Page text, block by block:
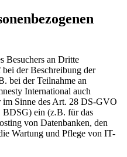
Besuchers an Dritte
der Beschreibung der
bei der Teilnahme an
International auch
im Sinne des Art. 28 DS-GVO
BDSG) ein (z.B. für das
von Datenbanken, den
Wartung und Pflege von IT-